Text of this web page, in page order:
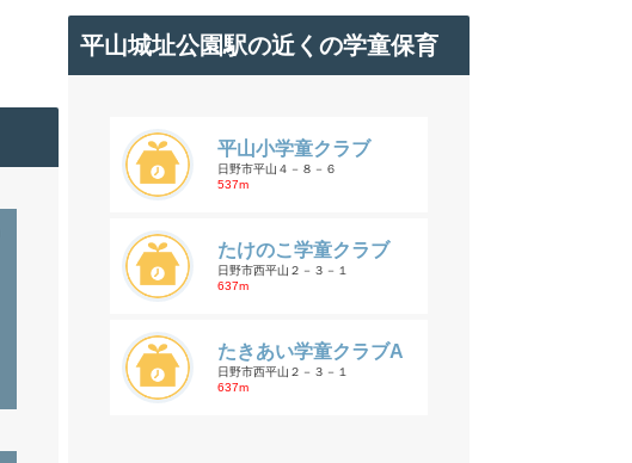
平山城址公園駅の近くの学童保育
平山小学童クラブ
日野市平山４－８－６
537m
たけのこ学童クラブ
日野市西平山２－３－１
637m
たきあい学童クラブA
日野市西平山２－３－１
637m